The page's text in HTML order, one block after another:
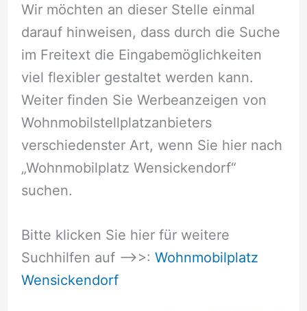
Wir möchten an dieser Stelle einmal
darauf hinweisen, dass durch die Suche
im Freitext die Eingabemöglichkeiten
viel flexibler gestaltet werden kann.
Weiter finden Sie Werbeanzeigen von
Wohnmobilstellplatzanbieters
verschiedenster Art, wenn Sie hier nach
„Wohnmobilplatz Wensickendorf“
suchen.
Bitte klicken Sie hier für weitere
Suchhilfen auf –>>: Wohnmobilplatz
Wensickendorf